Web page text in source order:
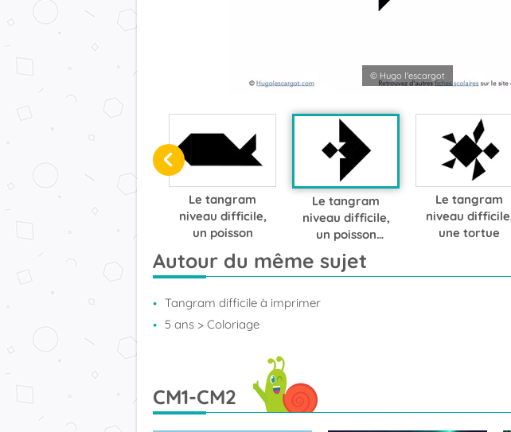
© Hugo l'escargot
Le tangram
niveau difficile,
un poisson
Le tangram
niveau difficile,
un poisson
scalaire
Le tangram
niveau
une tortue
Autour du même sujet
Tangram difficile à imprimer
5 ans > Coloriage
CM1-CM2